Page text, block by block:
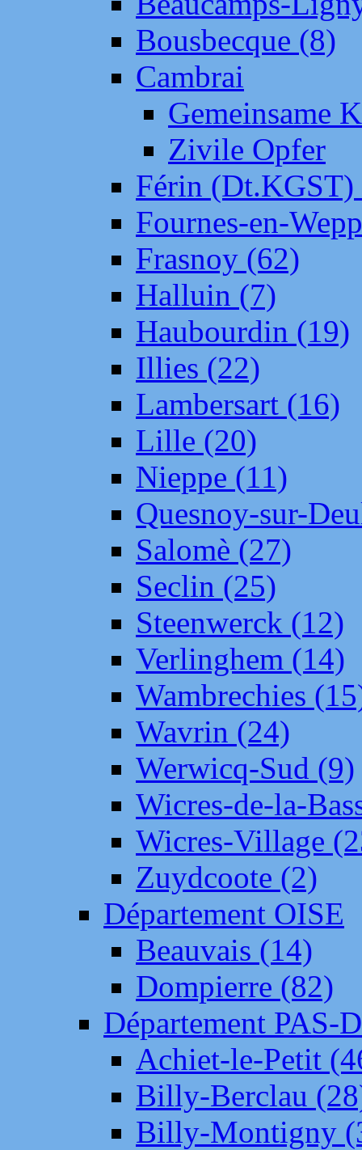
Bousbecque (8)
Cambrai
Gemeinsame
Zivile Opfer
Férin (Dt.KGST)
Fournes-en-
Frasnoy (62)
Halluin (7)
Haubourdin (19)
Illies (22)
Lambersart (16)
Lille (20)
Nieppe (11)
Quesnoy-sur-
Salomè (27)
Seclin (25)
Steenwerck (12)
Verlinghem (14)
Wambrechies
Wavrin (24)
Werwicq-Sud (9)
Wicres-de-la-
Wicres-Village
Zuydcoote (2)
Département OISE
Beauvais (14)
Dompierre (82)
Département PAS-
Achiet-le-Petit
Billy-Berclau
Billy-Montigny